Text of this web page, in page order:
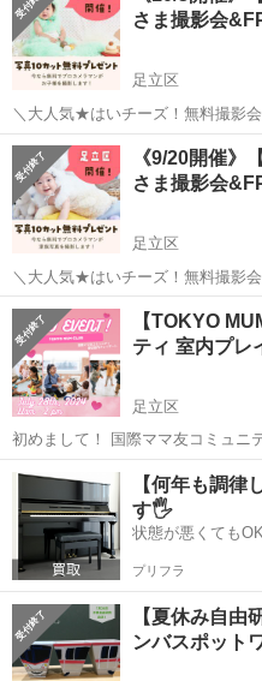
さま撮影会
足立区
＼大人気★はいチーズ！無料撮影会➕ラ
10000組参加の大人気イベント！
カメラマン撮影データ10枚プレゼ
ー...
東京 足立区 育児 カメ
《9/20開催》
さま撮影会
足立区
＼大人気★はいチーズ！無料撮影会➕ラ
10000組参加の大人気イベント！
カメラマン撮影データ10枚プレゼ
ー...
東京 足立区
【TOKYO
ティ 室内プ
足立区
初めまして！ 国際ママ友コミュニティの【TOKYO MUM CLUB】で
す。 下記のようなママ達が集まり
ママ...
東京 足立区 育児
【何年も調律
す🖐️
状態が悪くても
プリフラ
【夏休み自
ンバスポット